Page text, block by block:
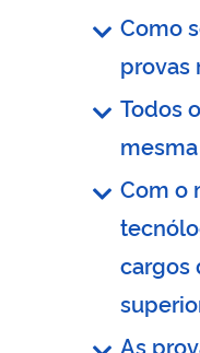
Como
provas
Todos
Com o
cargos
As